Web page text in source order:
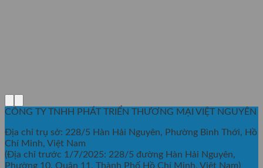
CÔNG TY TNHH PHÁT TRIỂN THƯƠNG MẠI VIỆT NGUYÊN
Địa chỉ trụ sở: 228/5 Hàn Hải Nguyên, Phường Bình Thới, Hồ
Chí Minh, Việt Nam
(Địa chỉ trước 1/7/2025: 228/5 đường Hàn Hải Nguyên,
Phường 10, Quận 11, Thành Phố Hồ Chí Minh, Việt Nam)